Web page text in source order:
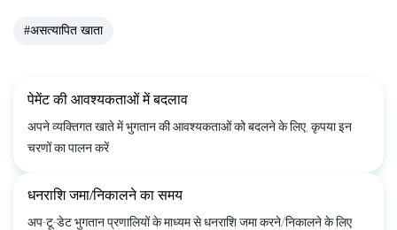
#असत्यापित खाता
पेमेंट की आवश्यकताओं में बदलाव
अपने व्यक्तिगत खाते में भुगतान की आवश्यकताओं को बदलने के लिए, कृपया इन
चरणों का पालन करें
धनराशि जमा/निकालने का समय
अप-टू-डेट भुगतान प्रणालियों के माध्यम से धनराशि जमा करने/निकालने के लिए